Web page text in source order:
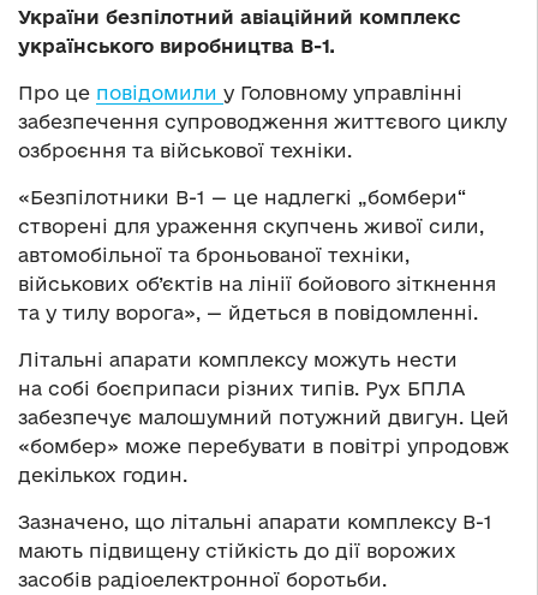
України безпілотний авіаційний комплекс
українського виробництва В-1.
Про це повідомили у Головному управлінні
забезпечення супроводження життєвого циклу
озброєння та військової техніки.
«Безпілотники В-1 — це надлегкі „бомбери“
створені для ураження скупчень живої сили,
автомобільної та броньованої техніки,
військових об’єктів на лінії бойового зіткнення
та у тилу ворога», — йдеться в повідомленні.
Літальні апарати комплексу можуть нести
на собі боєприпаси різних типів. Рух БПЛА
забезпечує малошумний потужний двигун. Цей
«бомбер» може перебувати в повітрі упродовж
декількох годин.
Зазначено, що літальні апарати комплексу В-1
мають підвищену стійкість до дії ворожих
засобів радіоелектронної боротьби.